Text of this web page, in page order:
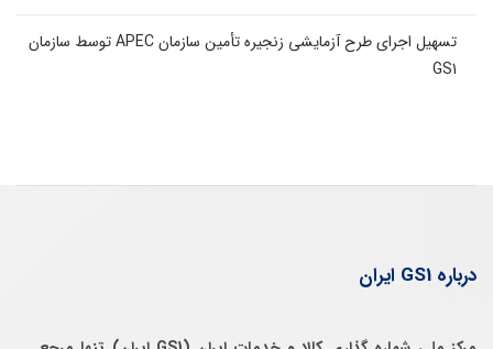
تسهیل اجرای طرح آزمایشی زنجیره تأمین سازمان APEC توسط سازمان
GS1
درباره GS1 ایران